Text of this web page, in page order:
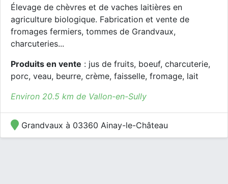
Élevage de chèvres et de vaches laitières en
agriculture biologique. Fabrication et vente de
fromages fermiers, tommes de Grandvaux,
charcuteries...
Produits en vente : jus de fruits, boeuf, charcuterie,
porc, veau, beurre, crème, faisselle, fromage, lait
Environ 20.5 km de Vallon-en-Sully
Grandvaux à 03360 Ainay-le-Château